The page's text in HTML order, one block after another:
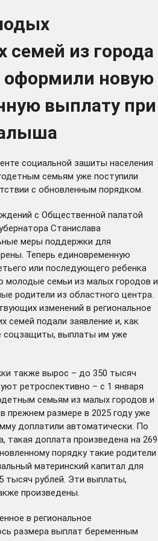
семей из города
оформили новую
выплату при
социальной зашиты населения
семьям уже поступили
с обновленным порядком.
с Общественной палатой
Станислава
меры поддержки для
. Теперь единовременную
или последующего ребенка
молодые семьи из малых городов и
родители из областного центра.
изменений в региональное
семей подали заявление и, как
соцзащиты, выплаты им уже
также вырос – до 350 тысяч
ретроспективно – с 1 января
семьям из малых городов и
прежнем размере в 2025 году уже
доплатили автоматически. По
такая доплата произведена на 269
порядку такие родители
материнский капитал для
тысяч рублей. Эти выплаты,
произведены.
в региональное
размера выплат беременным